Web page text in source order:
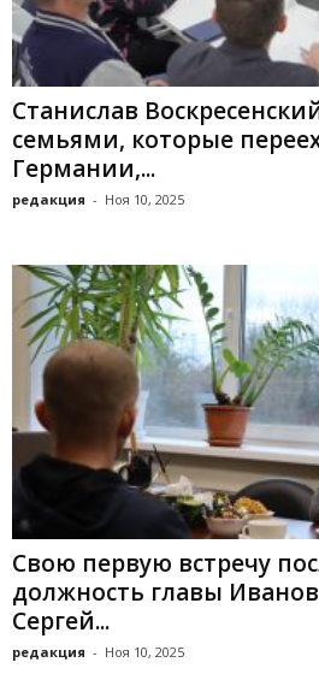
Станислав
семьями, которые
Германии,...
редакция - Ноя 10, 2025
Свою первую встречу
должность главы
Сергей...
редакция - Ноя 10, 2025